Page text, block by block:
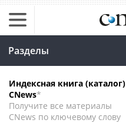
Разделы
Индексная книга (каталог)
CNews*
Получите все материалы
CNews по ключевому слову